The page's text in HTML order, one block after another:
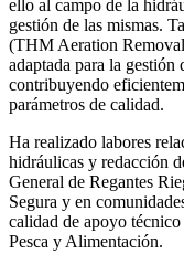
ello al campo de la
gestión de las mismas.
(THM Aeration
adaptada para la gestión
contribuyendo
parámetros de calidad.
Ha realizado labores
hidráulicas y redacción
General de Regantes
Segura y en
calidad de apoyo
Pesca y Alimentación.